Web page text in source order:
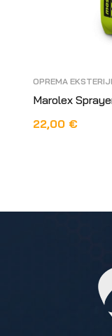
OPREMA
Marolex
22,00 €